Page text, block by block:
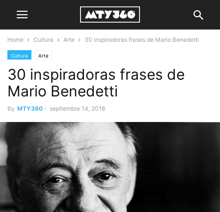
Home Cultura Arte 30 inspiradoras frases de Mario Benedetti
Cultura Arte
30 inspiradoras frases de
Mario Benedetti
By MTY360 - septiembre 14, 2018